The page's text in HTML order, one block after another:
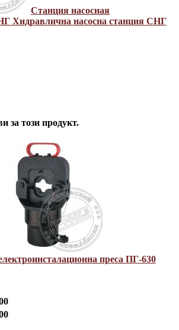
Станция насосная
Хидравлична насосна станция СНГ
за този продукт.
преса ПГ-630